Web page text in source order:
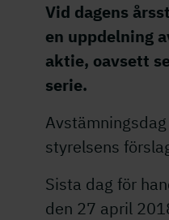
Vid dagens
en uppdelning
aktie, oavsett
serie.
styrelsens
Sista dag för
den 27 april